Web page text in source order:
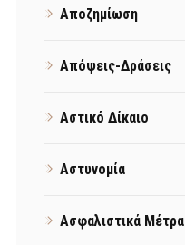
Αποζημίωση
Απόψεις-Δράσεις
Αστικό Δίκαιο
Αστυνομία
Ασφαλιστικά Μέτρα